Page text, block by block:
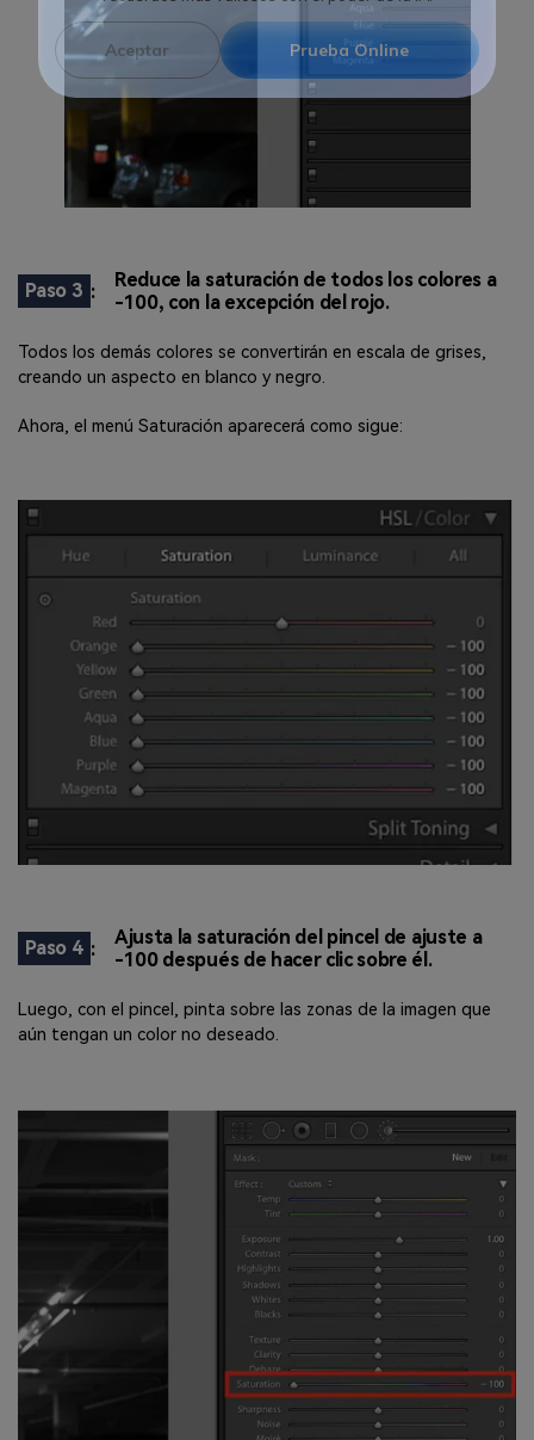
Arregla fotos dañadas, mejora su nitidez y revive tus
recuerdos más valiosos con el poder de la IA.
Prueba Online
Paso 3 :
Reduce la saturación de todos los colores a
-100, con la excepción del rojo.
Todos los demás colores se convertirán en escala de grises,
creando un aspecto en blanco y negro.
Ahora, el menú Saturación aparecerá como sigue:
Paso 4 :
Ajusta la saturación del pincel de ajuste a
-100 después de hacer clic sobre él.
Luego, con el pincel, pinta sobre las zonas de la imagen que
aún tengan un color no deseado.